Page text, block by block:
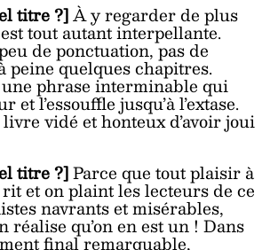
titre ?]À y regarder de plus
est tout autant interpellante.
de ponctuation, pas de
peine quelques chapitres.
phrase interminable qui
et l’essouffle jusqu’à l’extase.
vidé et honteux d’avoir joui
titre ?]Parce que tout plaisir à
rit et on plaint les lecteurs de ce
navrants et misérables,
réalise qu’on en est un ! Dans
final remarquable,